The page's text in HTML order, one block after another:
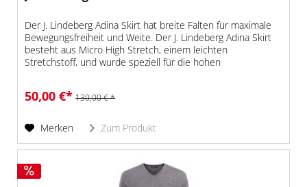
Der J. Lindeberg Adina Skirt hat breite Falten für maximale
Bewegungsfreiheit und Weite. Der J. Lindeberg Adina Skirt
besteht aus Micro High Stretch, einem leichten
Stretchstoff, und wurde speziell für die hohen
50,00 €* 130,00 € *
Merken Zum Produkt